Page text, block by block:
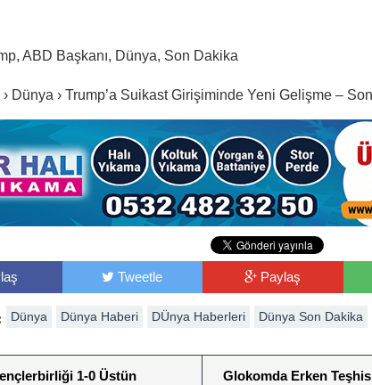
ABD Başkanı, Dünya, Son Dakika
Dünya › Trump’a Suikast Girişiminde Yeni Gelişme –
Tweetle Paylaş
Dünya Dünya Haberi DÜnya Haberleri Dünya Son Dakika
1-0 Üstün Glokomda Erken